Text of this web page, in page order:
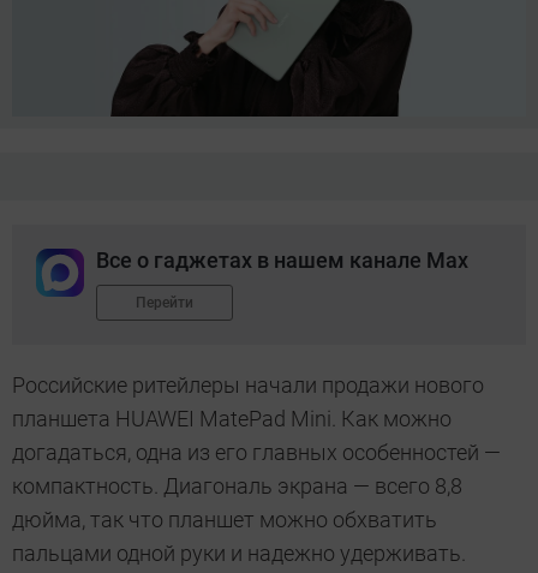
Все о гаджетах в нашем канале Max
Перейти
Российские ритейлеры начали продажи нового
планшета HUAWEI MatePad Mini. Как можно
догадаться, одна из его главных особенностей —
компактность. Диагональ экрана — всего 8,8
дюйма, так что планшет можно обхватить
пальцами одной руки и надежно удерживать.